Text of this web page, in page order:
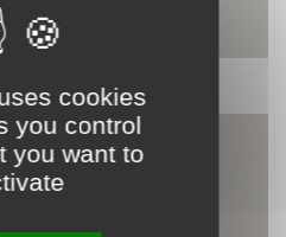
cookies
you control
you want to